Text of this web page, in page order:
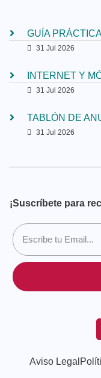
GUÍA
31 Jul 2026
INTERNET Y
31 Jul 2026
TABLÓN DE
31 Jul 2026
¡Suscríbete para
Aviso Legal